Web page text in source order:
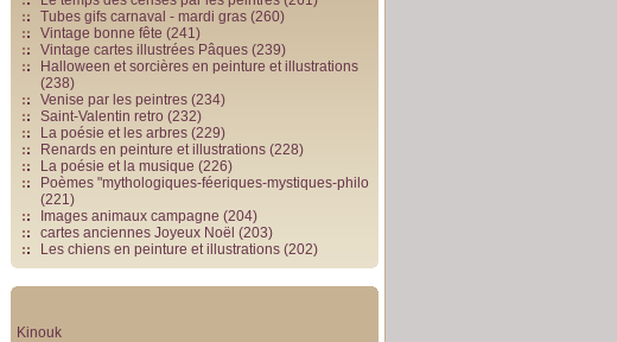
Tubes gifs carnaval - mardi gras (260)
Vintage bonne fête (241)
Vintage cartes illustrées Pâques (239)
Halloween et sorcières en peinture et illustrations
(238)
Venise par les peintres (234)
Saint-Valentin retro (232)
La poésie et les arbres (229)
Renards en peinture et illustrations (228)
La poésie et la musique (226)
Poèmes "mythologiques-féeriques-mystiques-philo
(221)
Images animaux campagne (204)
cartes anciennes Joyeux Noël (203)
Les chiens en peinture et illustrations (202)
Kinouk